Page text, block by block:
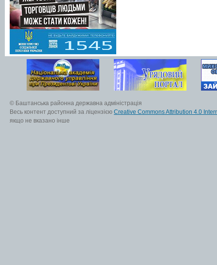
© Баштанська районна державна адміністрація
Весь контент доступний за ліцензією Creative Commons Attribution 4.0
якщо не вказано інше